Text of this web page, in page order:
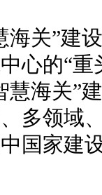
关”建设
心的“
慧海关”
多领域
国家建